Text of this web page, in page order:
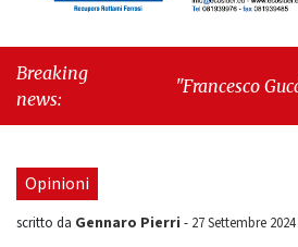
Breaking
news:
"Francesco Guccini
Opinioni
scritto da Gennaro Pierri - 27 Settembre